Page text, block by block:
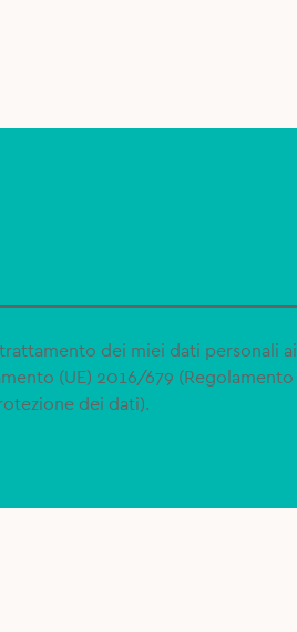
dei miei dati personali ai
(UE) 2016/679 (Regolamento
dei dati).